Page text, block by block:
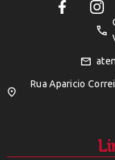
Rua Aparicio